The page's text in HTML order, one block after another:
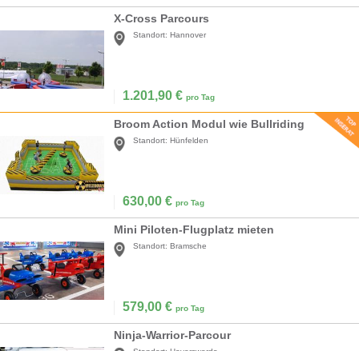
X-Cross Parcours
Standort: Hannover
1.201,90 € pro Tag
Broom Action Modul wie Bullriding
Standort: Hünfelden
630,00 € pro Tag
Mini Piloten-Flugplatz mieten
Standort: Bramsche
579,00 € pro Tag
Ninja-Warrior-Parcour